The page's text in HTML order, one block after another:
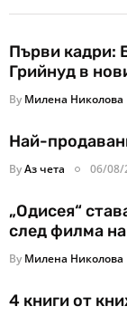
Първи кадри:
Грийнуд в
By Милена Николова
Най-
ByАз чета 06/08/
„Одисея“
след филма
By Милена Николова
4 книги от